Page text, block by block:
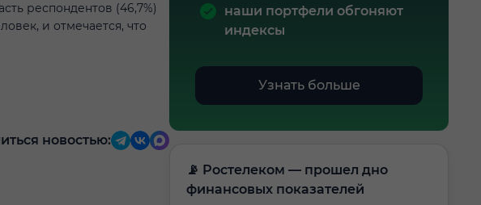
респондентов (46,7%)
и отмечается, что
новостью:
наши портфели обгоняют
индексы
Узнать больше
📡 Ростелеком — прошел дно
финансовых показателей